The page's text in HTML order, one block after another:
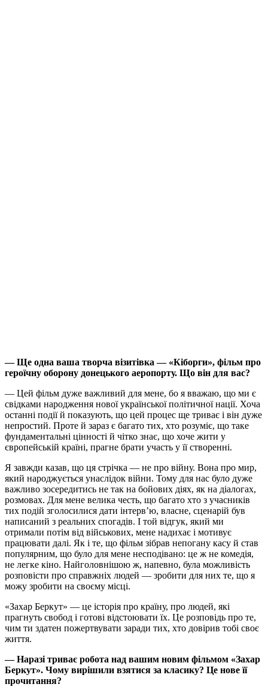
— Ще одна ваша творча візитівка — «Кіборги», фільм про
героїчну оборону донецького аеропорту. Що він для вас?
— Цей фільм дуже важливий для мене, бо я вважаю, що ми є
свідками народження нової української політичної нації. Хоча
останні події й показують, що цей процес ще триває і він дуже
непростий. Проте й зараз є багато тих, хто розуміє, що таке
фундаментальні цінності й чітко знає, що хоче жити у
європейській країні, прагне брати участь у її створенні.
Я завжди казав, що ця стрічка — не про війну. Вона про мир,
який народжується унаслідок війни. Тому для нас було дуже
важливо зосередитись не так на бойових діях, як на діалогах,
розмовах. Для мене велика честь, що багато хто з учасників
тих подій зголосилися дати інтерв’ю, власне, сценарій був
написаний з реальних спогадів. І той відгук, який ми
отримали потім від військових, мене надихає і мотивує
працювати далі. Як і те, що фільм зібрав непогану касу й став
популярним, що було для мене несподівано: це ж не комедія,
не легке кіно. Найголовнішою ж, напевно, була можливість
розповісти про справжніх людей — зробити для них те, що я
можу зробити на своєму місці.
«Захар Беркут» — це історія про країну, про людей, які
прагнуть свобод і готові відстоювати їх. Це розповідь про те,
чим ти здатен пожертвувати заради тих, хто довірив тобі своє
життя.
— Наразі триває робота над вашим новим фільмом «Захар
Беркут». Чому вирішили взятися за класику? Це нове її
прочитання?